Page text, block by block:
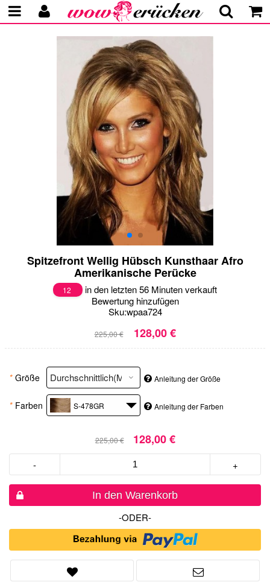
Spitzefront Wellig Hübsch Kunsthaar Afro
Amerikanische Perücke
12
in den letzten 56 Minuten verkauft
Bewertung hinzufügen
Sku:wpaa724
225,00 € 128,00 €
* Größe Anleitung der Größe
* Farben S-478GR Anleitung der Farben
225,00 € 128,00 €
- +
In den Warenkorb
-ODER-